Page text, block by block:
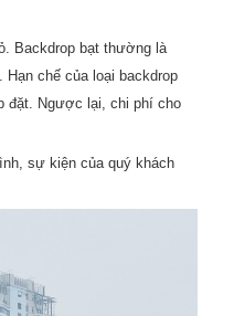
Backdrop bạt thường là
chế của loại backdrop
đặt. Ngược lại, chi phí cho
sự kiện của quý khách